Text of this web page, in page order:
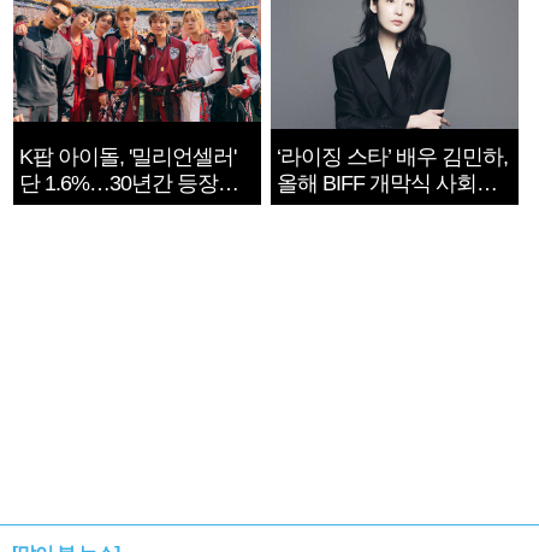
K팝 아이돌, '밀리언셀러'
단 1.6%…30년간 등장
1182개팀 전수조사
‘라이징 스타’ 배우 김민하,
올해 BIFF 개막식 사회자
확정